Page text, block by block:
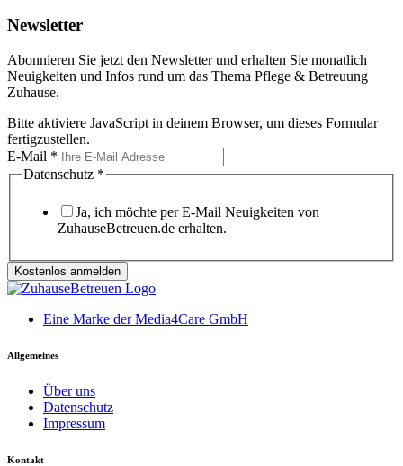
Newsletter
Abonnieren Sie jetzt den Newsletter und erhalten Sie monatlich
Neuigkeiten und Infos rund um das Thema Pflege & Betreuung
Zuhause.
Bitte aktiviere JavaScript in deinem Browser, um dieses Formular
fertigzustellen.
E-Mail *
Datenschutz *
Ja, ich möchte per E-Mail Neuigkeiten von
ZuhauseBetreuen.de erhalten.
Kostenlos anmelden
Eine Marke der Media4Care GmbH
Allgemeines
Über uns
Datenschutz
Impressum
Kontakt